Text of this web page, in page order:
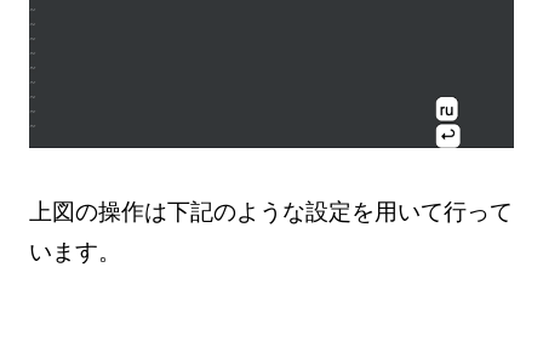
上図の操作は下記のような設定を用いて行って
います。